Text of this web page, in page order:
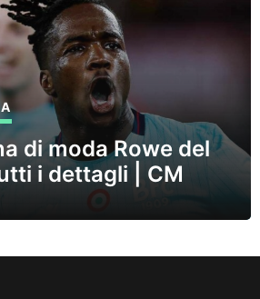
di moda Rowe del
i dettagli | CM